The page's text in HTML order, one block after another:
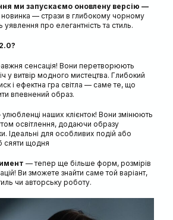
ми запускаємо оновлену версію —
новинка — стрази в глибокому чорному
уявлення про елегантність та стиль.
сенсація! Вони перетворюють
у витвір модного мистецтва. Глибокий
і ефектна гра світла — саме те, що
впевнений образ.
наших клієнток! Вони змінюють
освітлення, додаючи образу
Ідеальні для особливих подій або
сяяти щодня
— тепер ще більше форм, розмірів
Ви зможете знайти саме той варіант,
чи авторську роботу.